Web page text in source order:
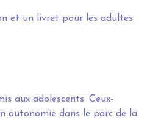
et un livret pour les adultes
aux adolescents. Ceux-
autonomie dans le parc de la